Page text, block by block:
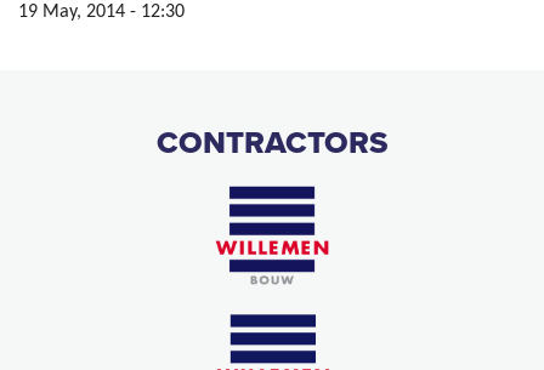
19 May, 2014 - 12:30
CONTRACTORS